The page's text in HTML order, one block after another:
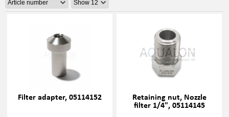
Filter adapter, 05114152 Retaining nut, Nozzle
filter 1/4", 05114145